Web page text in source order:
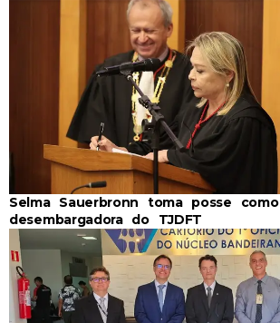
Selma Sauerbronn toma posse como
desembargadora do TJDFT